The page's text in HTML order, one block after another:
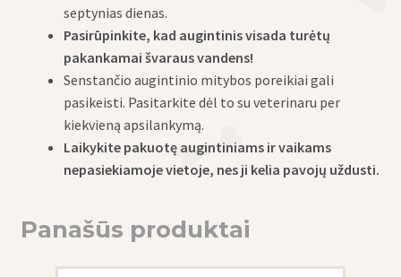
septynias dienas.
Pasirūpinkite, kad augintinis visada turėtų
pakankamai švaraus vandens!
Senstančio augintinio mitybos poreikiai gali
pasikeisti. Pasitarkite dėl to su veterinaru per
kiekvieną apsilankymą.
Laikykite pakuotę augintiniams ir vaikams
nepasiekiamoje vietoje, nes ji kelia pavojų uždusti.
Panašūs produktai